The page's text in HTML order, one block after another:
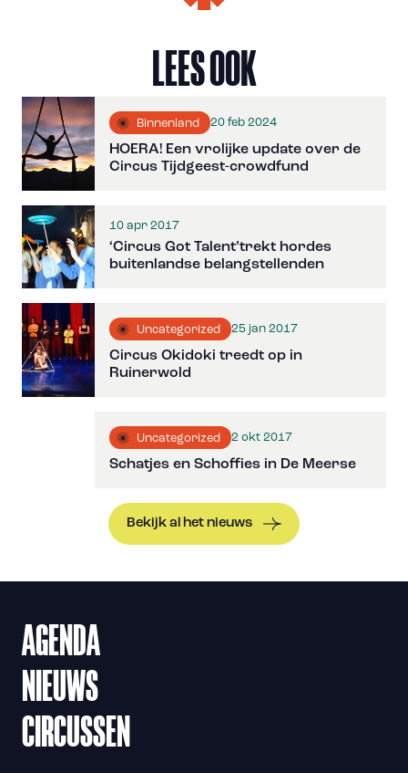
LEES OOK
Binnenland 20 feb 2024
HOERA! Een vrolijke update over de
Circus Tijdgeest-crowdfund
10 apr 2017
‘Circus Got Talent’trekt hordes
buitenlandse belangstellenden
Uncategorized 25 jan 2017
Circus Okidoki treedt op in
Ruinerwold
Uncategorized 2 okt 2017
Schatjes en Schoffies in De Meerse
Bekijk al het nieuws
AGENDA
NIEUWS
CIRCUSSEN